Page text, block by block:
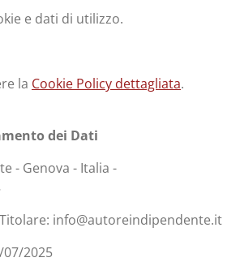
e dati di utilizzo.
la Cookie Policy dettagliata.
dei Dati
- Genova - Italia -
info@autoreindipendente.it
2025